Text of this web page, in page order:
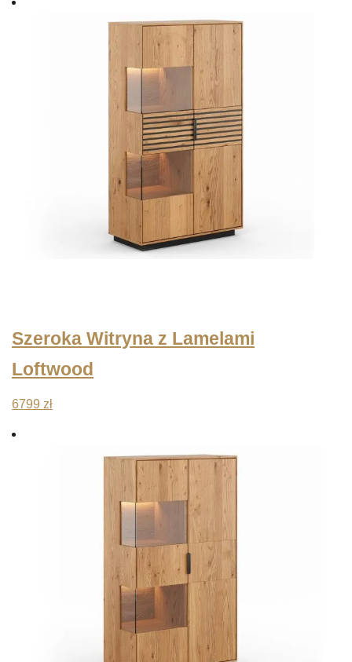
Szeroka Witryna z Lamelami
Loftwood
6799 zł